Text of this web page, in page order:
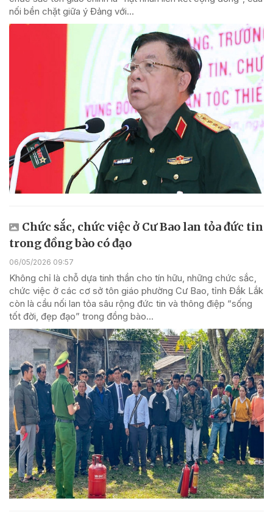
nối bền chặt giữa ý Đảng với...
Chức sắc, chức việc ở Cư Bao lan tỏa đức tin
trong đồng bào có đạo
06/05/2026 09:57
Không chỉ là chỗ dựa tinh thần cho tín hữu, những chức sắc,
chức việc ở các cơ sở tôn giáo phường Cư Bao, tỉnh Đắk Lắk
còn là cầu nối lan tỏa sâu rộng đức tin và thông điệp “sống
tốt đời, đẹp đạo” trong đồng bào...